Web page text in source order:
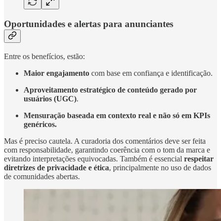
Oportunidades e alertas para anunciantes
Entre os benefícios, estão:
Maior engajamento com base em confiança e identificação.
Aproveitamento estratégico de conteúdo gerado por
usuários (UGC).
Mensuração baseada em contexto real e não só em KPIs
genéricos.
Mas é preciso cautela. A curadoria dos comentários deve ser feita
com responsabilidade, garantindo coerência com o tom da marca e
evitando interpretações equivocadas. Também é essencial respeitar
diretrizes de privacidade e ética, principalmente no uso de dados
de comunidades abertas.